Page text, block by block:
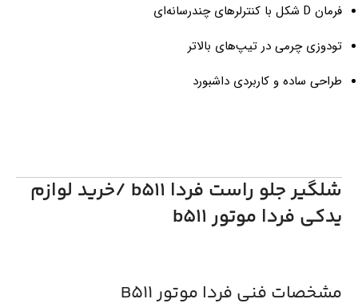
فرمان D شکل با کنترلرهای چندرسانه‌ای
تودوزی چرمی در تیپ‌های بالاتر
طراحی ساده و کاربردی داشبورد
شلگیر جلو راست فردا b511 /خرید لوازم
یدکی فردا موتور b511
مشخصات فنی فردا موتور B511